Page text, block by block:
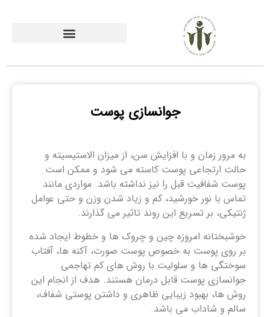
جوانسازی پوست
به مرور زمان و با افزایش سن، از میزان الاستیسیته و
حالت ارتجاعی پوست کاسته می شود و ممکن است
پوست شفافیت قبل را نیز نداشته باشد. مواردی مانند
تماس با نور خورشید، کم و زیاد شدن وزن و حتی عوامل
ژنتیکی، بر تسریع این روند تاثیر می گذارند.
خوشبختانه امروزه چین و چروک ها و خطوط ایجاد شده
بر روی پوست به خصوص پوست صورت، آکنه ها، آفتاب
سوختگی ها و سلولیت با روش های کم تهاجمی
جوانسازی پوست قابل درمان هستند. هدف از انجام این
روش ها، بهبود زیبایی ظاهری و داشتن پوستی شفاف،
سالم و شاداب می باشد.